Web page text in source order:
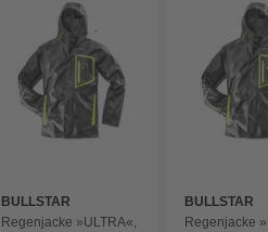
BULLSTAR
Regenjacke »ULTRA«,
BULLSTAR
Regenjacke